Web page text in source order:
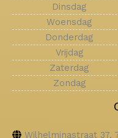
Dinsdag
Woensdag
Donderdag
Vrijdag
Zaterdag
Zondag
Wilhelminastraat 37,